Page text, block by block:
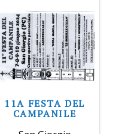
11A FESTA DEL
CAMPANILE